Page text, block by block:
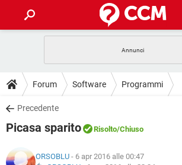
INTRATTENIMENTO ANDROID
iOS
INSTAGRAM WHATSAPP
GUIDE
COVID-19 GAMING
INSTAGRAM WHATSAPP
DOWNLOAD
COVID-19 GAMING
COVID-19 GAMING
Forum Software Programmi
Precedente
Picasa sparito Risolto/Chiuso
ORSOBLU - 6 apr 2016 alle 00:47